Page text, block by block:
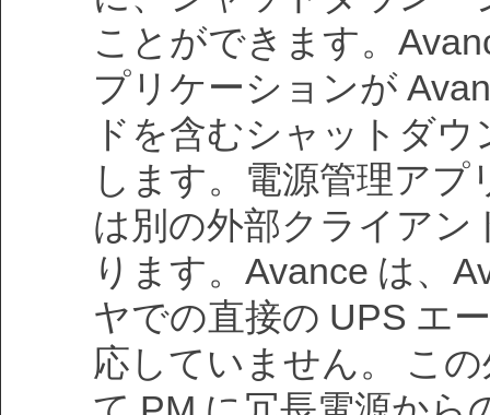
ことができます。
プリケーションが
ドを含むシャットダ
します。電源管理ア
は別の外部クライアン
ります。Avance は、
ヤでの直接の UPS エ
応していません。 こ